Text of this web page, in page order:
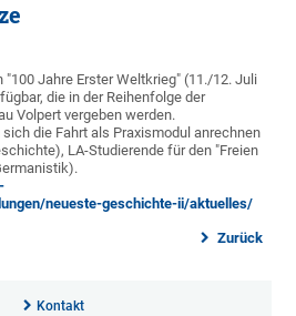
"100 Jahre Erster Weltkrieg" (11./12. Juli
die in der Reihenfolge der
Volpert vergeben werden.
die Fahrt als Praxismodul anrechnen
LA-Studierende für den "Freien
neueste-geschichte-ii/aktuelles/
Zurück
Kontakt